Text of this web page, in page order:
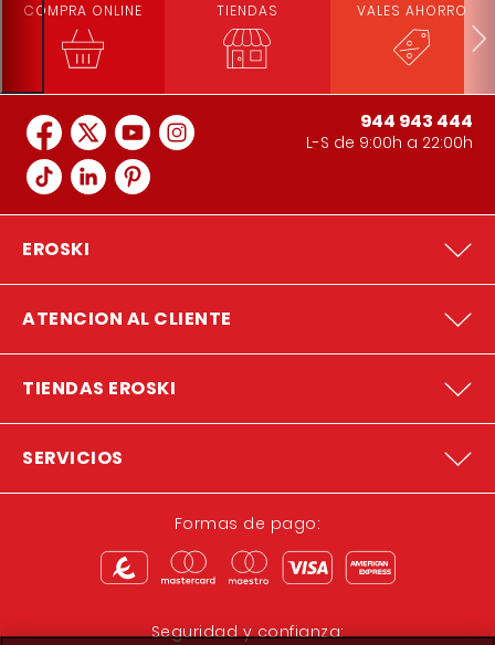
COMPRA ONLINE TIENDAS VALES AHORRO
944 943 444
L-S de 9:00h a 22:00h
EROSKI
ATENCION AL CLIENTE
TIENDAS EROSKI
SERVICIOS
Formas de pago:
Seguridad y confianza: